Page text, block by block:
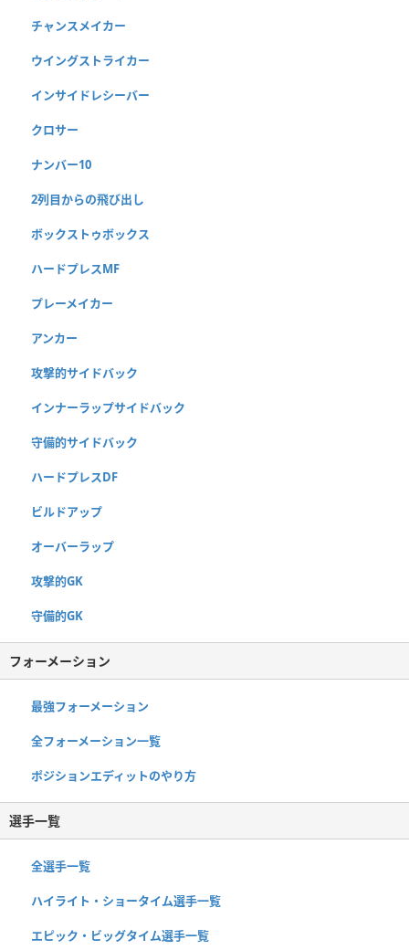
チャンスメイカー
ウイングストライカー
インサイドレシーバー
クロサー
ナンバー10
2列目からの飛び出し
ボックストゥボックス
ハードプレスMF
プレーメイカー
アンカー
攻撃的サイドバック
インナーラップサイドバック
守備的サイドバック
ハードプレスDF
ビルドアップ
オーバーラップ
攻撃的GK
守備的GK
フォーメーション
最強フォーメーション
全フォーメーション一覧
ポジションエディットのやり方
選手一覧
全選手一覧
ハイライト・ショータイム選手一覧
エピック・ビッグタイム選手一覧